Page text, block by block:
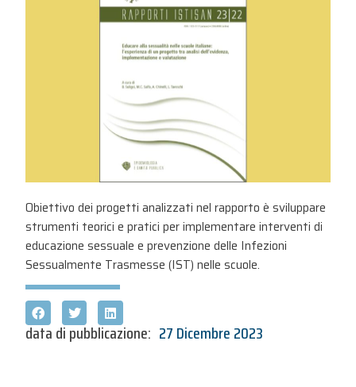
Obiettivo dei progetti analizzati nel rapporto è sviluppare
strumenti teorici e pratici per implementare interventi di
educazione sessuale e prevenzione delle Infezioni
Sessualmente Trasmesse (IST) nelle scuole.
data di pubblicazione: 27 Dicembre 2023